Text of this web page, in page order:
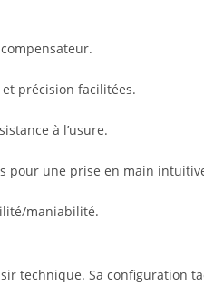
précision facilitées.
à l’usure.
pour une prise en main
maniabilité.
technique. Sa